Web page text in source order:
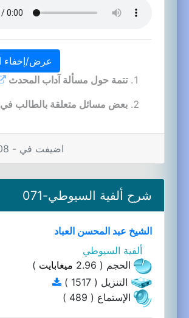
عرض/إخفاء
تتمة حول مسألة آداب المحدث
بعض مسائل متعلقة بالطالب في
اضيفت في - 2008-06-18
شرح ألفية السيوطي-071
الشيخ عبد المحسن العباد
ألفية السيوطي
الحجم ( 2.96
ميغابايت )
التنزيل ( 1517 )
الإستماع ( 489 )